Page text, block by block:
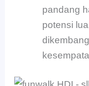
pandang
potensi